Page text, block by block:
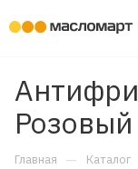
Главная — Каталог